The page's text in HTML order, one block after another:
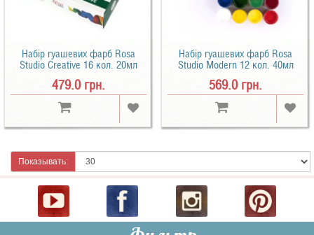
Набір гуашевих фарб Rosa
Studio Creative 16 кол. 20мл
479.0 грн.
Набір гуашевих фарб Rosa
Studio Modern 12 кол. 40мл
569.0 грн.
Показывать: